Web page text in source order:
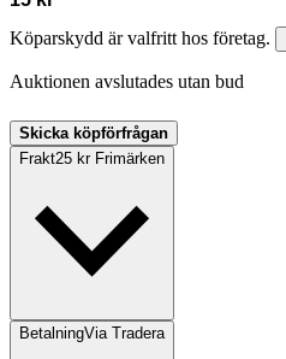
Köparskydd är valfritt hos företag.
Auktionen avslutades utan bud
Skicka köpförfrågan
Frakt25 kr Frimärken
BetalningVia Tradera